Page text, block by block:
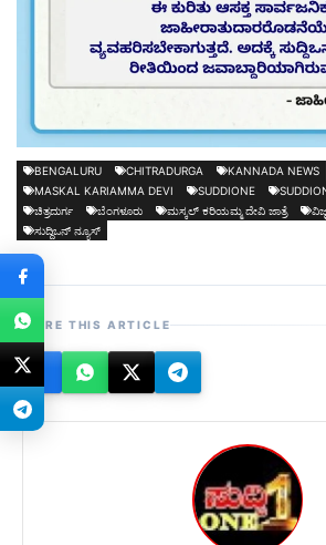
BENGALURU CHITRADURGA
KANNADA NEWS
MASKAL KARIAMMA DEVI
SUDDIONE
ಚಿತ್ರದುರ್ಗ
ಬೆಂಗಳೂರು ಮಸ್ಕಲ್ ಕರಿಯಮ್ಮ ದೇವಿ ಜಾತ್ರೆ
ಸುದ್ದಿಒನ್ ನ್ಯೂಸ್
SHARE THIS ARTICLE